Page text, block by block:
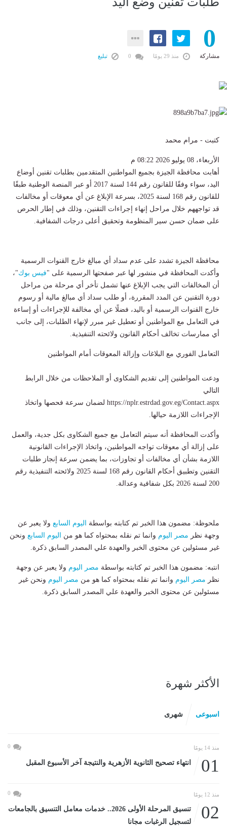
0
مشاركة منذ 29 يومًا تبليغ
كتبت - مرام محمد
الأربعاء، 08 يوليو 2026 08:22 م
أهابت محافظة الجيزة بجميع المواطنين المتقدمين بطلبات تقنين أوضاع
اليد، سواء وفقًا للقانون رقم 144 لسنة 2017 أو عبر المنصة الوطنية طبقًا
للقانون رقم 168 لسنة 2025، بسرعة الإبلاغ عن أي معوقات أو مخالفات
قد تواجههم خلال مراحل إنهاء إجراءات التقنين، وذلك في إطار الحرص
على ضمان حسن سير المنظومة وتحقيق أعلى درجات الشفافية.
محافظة الجيزة تشدد على عدم سداد أي مبالغ خارج القنوات الرسمية
وأكدت المحافظة في منشور لها عبر صفحتها الرسمية على "فيس بوك"،
أن المخالفات التي يجب الإبلاغ عنها تشمل تأخر أي مرحلة من مراحل
دورة التقنين عن المدد المقررة، أو طلب سداد أي مبالغ مالية أو رسوم
خارج القنوات الرسمية أو باليد، فضلًا عن أي مخالفة للإجراءات أو إساءة
في التعامل مع المواطنين أو تعطيل غير مبرر لإنهاء الطلبات، إلى جانب
أي ممارسات تخالف أحكام القانون ولائحته التنفيذية.
التعامل الفوري مع البلاغات وإزالة المعوقات أمام المواطنين
ودعت المواطنين إلى تقديم الشكاوى أو الملاحظات من خلال الرابط
التالي
https://nplr.estrdad.gov.eg/Contact.aspx لضمان سرعة فحصها واتخاذ
الإجراءات اللازمة حيالها.
وأكدت المحافظة أنه سيتم التعامل مع جميع الشكاوى بكل جدية، والعمل
على إزالة أي معوقات تواجه المواطنين، واتخاذ الإجراءات القانونية
اللازمة بشأن أي مخالفات أو تجاوزات، بما يضمن سرعة إنجاز طلبات
التقنين وتطبيق أحكام القانون رقم 168 لسنة 2025 ولائحته التنفيذية رقم
200 لسنة 2026 بكل شفافية وعدالة.
ملحوظة: مضمون هذا الخبر تم كتابته بواسطة اليوم السابع ولا يعبر عن
وجهة نظر مصر اليوم وانما تم نقله بمحتواه كما هو من اليوم السابع ونحن
غير مسئولين عن محتوى الخبر والعهدة علي المصدر السابق ذكرة.
انتبه: مضمون هذا الخبر تم كتابته بواسطة مصر اليوم ولا يعبر عن وجهة
نظر مصر اليوم وانما تم نقله بمحتواه كما هو من مصر اليوم ونحن غير
مسئولين عن محتوى الخبر والعهدة علي المصدر السابق ذكرة.
الأكثر شهرة
اسبوعى شهرى
منذ 14 يومًا 0
01 انتهاء تصحيح الثانوية الأزهرية والنتيجة آخر الأسبوع المقبل
منذ 12 يومًا 0
02
تنسيق المرحلة الأولى 2026.. خدمات معامل التنسيق بالجامعات
لتسجيل الرغبات مجانا